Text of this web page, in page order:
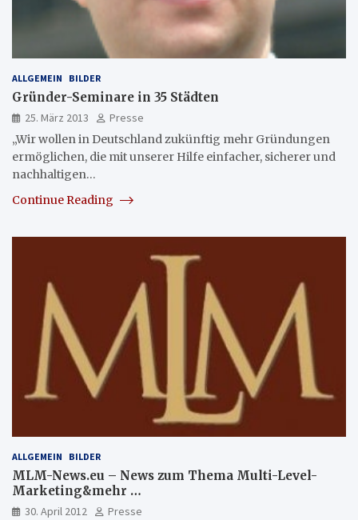
ALLGEMEIN BILDER
Gründer-Seminare in 35 Städten
25. März 2013
Presse
„Wir wollen in Deutschland zukünftig mehr Gründungen
ermöglichen, die mit unserer Hilfe einfacher, sicherer und
nachhaltigen…
Continue Reading
ALLGEMEIN BILDER
MLM-News.eu – News zum Thema Multi-Level-
Marketing&mehr …
30. April 2012
Presse